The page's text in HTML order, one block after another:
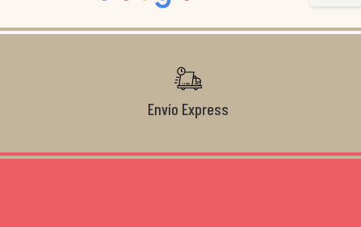
Envío Express